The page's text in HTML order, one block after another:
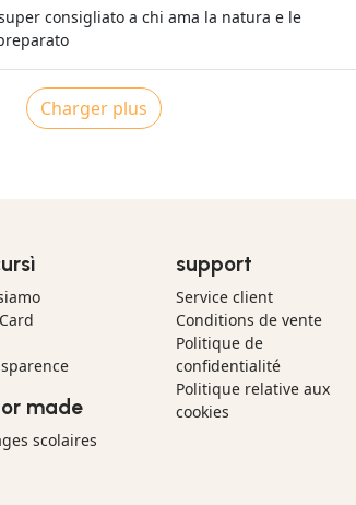
consigliato a chi ama la natura e le
Charger plus
made
scolaires
support
Service client
Conditions de vente
Politique de
confidentialité
Politique relative aux
cookies